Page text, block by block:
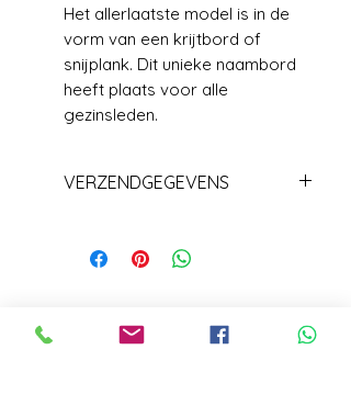
Het allerlaatste model is in de
vorm van een krijtbord of
snijplank. Dit unieke naambord
heeft plaats voor alle
gezinsleden.
VERZENDGEGEVENS